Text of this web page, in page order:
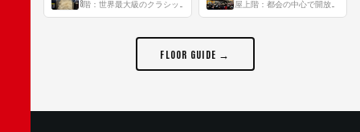
FLOOR GUIDE →